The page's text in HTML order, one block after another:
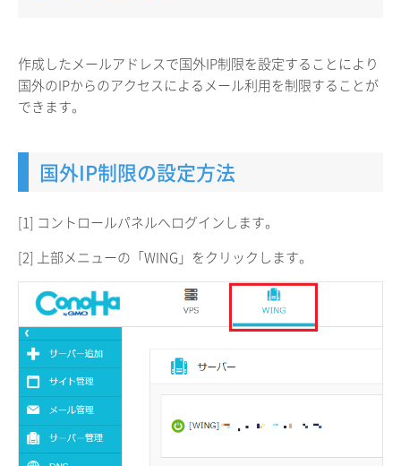
作成したメールアドレスで国外IP制限を設定することにより
国外のIPからのアクセスによるメール利用を制限することが
できます。
国外IP制限の設定方法
[1] コントロールパネルへログインします。
[2] 上部メニューの「WING」をクリックします。